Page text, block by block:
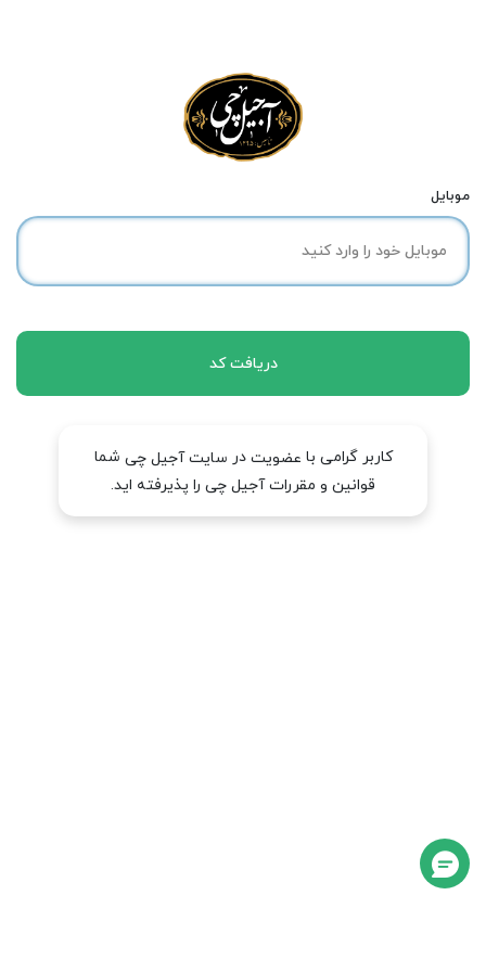
موبایل
دریافت کد
کاربر گرامی با عضویت در سایت آجیل چی شما
قوانین و مقررات آجیل چی را پذیرفته اید.